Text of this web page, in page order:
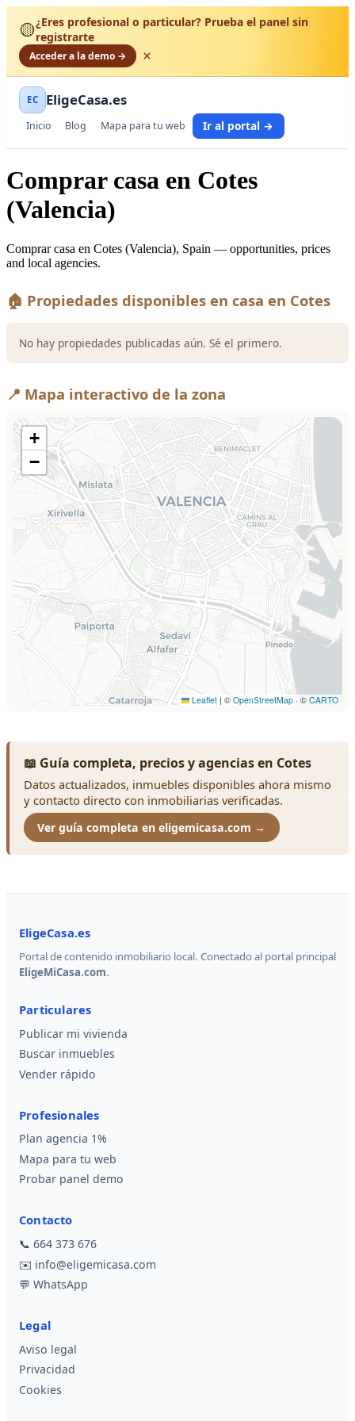
🟡¿Eres profesional o particular? Prueba el panel sin
registrarte
Acceder a la demo → ×
EC EligeCasa.es
Inicio Blog Mapa para tu web Ir al portal →
Comprar casa en Cotes
(Valencia)
Comprar casa en Cotes (Valencia), Spain — opportunities, prices
and local agencies.
🏠 Propiedades disponibles en casa en Cotes
No hay propiedades publicadas aún. Sé el primero.
📍 Mapa interactivo de la zona
📖 Guía completa, precios y agencias en Cotes
Datos actualizados, inmuebles disponibles ahora mismo
y contacto directo con inmobiliarias verificadas.
Ver guía completa en eligemicasa.com →
EligeCasa.es
Portal de contenido inmobiliario local. Conectado al portal principal
EligeMiCasa.com.
Particulares
Publicar mi vivienda
Buscar inmuebles
Vender rápido
Profesionales
Plan agencia 1%
Mapa para tu web
Probar panel demo
Contacto
📞 664 373 676
✉️ info@eligemicasa.com
💬 WhatsApp
Legal
Aviso legal
Privacidad
Cookies